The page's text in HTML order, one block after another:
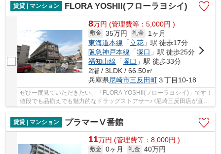
賃貸 | マンション
FLORA YOSHII(フローラヨシイ)
8万円 (管理費等：5,000円 )
敷金 35万円 礼金
1ヶ月
東海道本線 「立花 」駅 徒歩17分
阪急神戸本線 「塚口 」駅 徒歩25分
福知山線 「塚口 」駅 徒歩33分
2階 / 3LDK / 66.50㎡
兵庫県尼崎市三反田町３丁目10-18
ぜひ一度見ていただきたい、「FLORA YOSHII(フローラヨシイ)」です！
値段でも品揃えでも魅力的なドラッグストアサーバ尼崎三反田店が直ぐ
近く(322m)！小さなお子様連れのご家族におす...
賃貸 | マンション
プラマーⅤ番館
11万円 (管理費等：8,000円 )
敷金 0ヶ月 礼金 40万円